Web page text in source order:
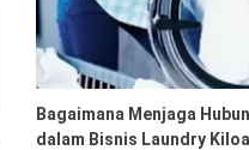
Bagaimana Menjaga
dalam Bisnis Laundry